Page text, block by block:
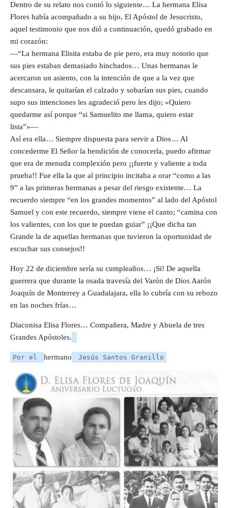
Dentro de su relato nos contó lo siguiente… La hermana Elisa
Flores había acompañado a su hijo, El Apóstol de Jesucristo,
aquel testimonio que nos dió a continuación, quedó grabado en
mi corazón:
—“La hermana Elisita estaba de pie pero, era muy notorio que
sus pies estaban demasiado hinchados… Unas hermanas le
acercaron un asiento, con la intención de que a la vez que
descansara, le quitarían el calzado y sobarían sus pies, cuando
supo sus intenciones les agradeció pero les dijo; «Quiero
quedarme así porque “si Samuelito me llama, quiero estar
lista”»—
Así era ella… Siempre dispuesta para servir a Dios… Al
concederme El Señor la bendición de conocerla, puedo afirmar
que era de menuda complexión pero ¡¡fuerte y valiente a toda
prueba!! Fue ella la que al principio incitaba a orar “como a las
9” a las primeras hermanas a pesar del riesgo existente… La
recuerdo siempre “en los grandes momentos” al lado del Apóstol
Samuel y con este recuerdo, siempre viene el canto; “camina con
los valientes, con los que te puedan guiar” ¡¡Que dicha tan
Grande la de aquellas hermanas que tuvieron la oportunidad de
escuchar sus consejos!!
Hoy 22 de diciembre sería su cumpleaños… ¡Si! De aquella
guerrera que durante la osada travesía del Varón de Dios Aarón
Joaquín de Monterrey a Guadalajara, ella lo cubría con su rebozo
en las noches frías…
Diaconisa Elisa Flores… Compañera, Madre y Abuela de tres
Grandes Apóstoles.
Por el hermano Jesús Santos Granillo